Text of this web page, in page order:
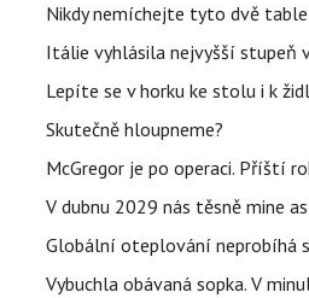
Nikdy nemíchejte tyto dvě
Itálie vyhlásila nejvyšší stupeň
Lepíte se v horku ke stolu i k
Skutečně hloupneme?
McGregor je po operaci. Příští
V dubnu 2029 nás těsně mine
Globální oteplování neprobíhá
Vybuchla obávaná sopka. V